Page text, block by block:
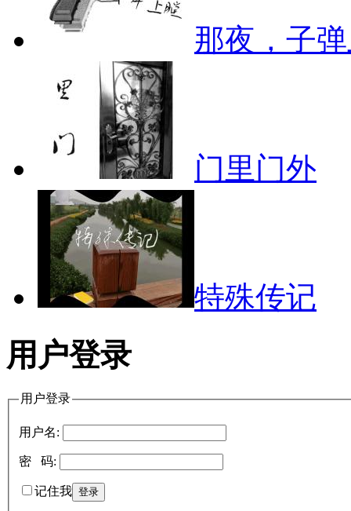
那夜，子
门里门外
特殊传记
用户登录
用户登录
用户名:
密 码:
记住我